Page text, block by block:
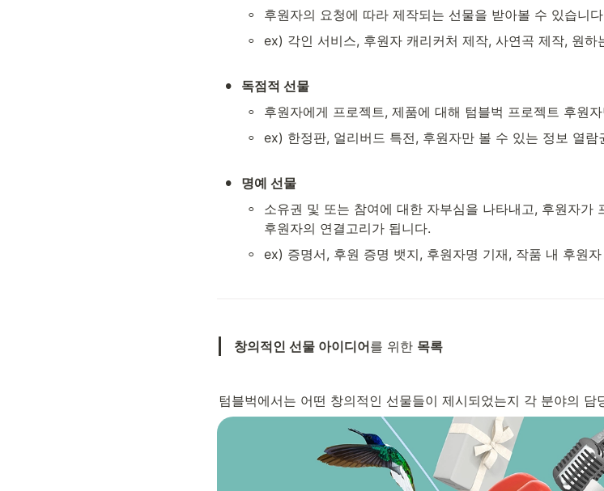
◦ 후원자의 요청에 따라 제작되는 선물을 받아볼 수 있습니
◦ ex) 각인 서비스, 후원자 캐리커처 제작, 사연곡 제작, 원하
• 독점적 선물
◦ 후원자에게 프로젝트, 제품에 대해 텀블벅 프로젝트 후원
◦ ex) 한정판, 얼리버드 특전, 후원자만 볼 수 있는 정보 열
• 명예 선물
◦
소유권 및 또는 참여에 대한 자부심을 나타내고, 후원자가
후원자의 연결고리가 됩니다.
◦ ex) 증명서, 후원 증명 뱃지, 후원자명 기재, 작품 내 후원
창의적인 선물 아이디어를 위한 목록
텀블벅에서는 어떤 창의적인 선물들이 제시되었는지 각 분야의